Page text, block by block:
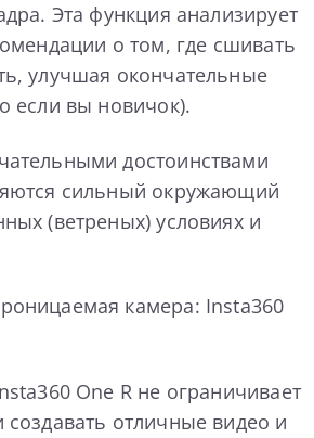
Эта функция анализирует
о том, где сшивать
улучшая окончательные
если вы новичок).
достоинствами
сильный окружающий
(ветреных) условиях и
камера: Insta360
One R не ограничивает
создавать отличные видео и